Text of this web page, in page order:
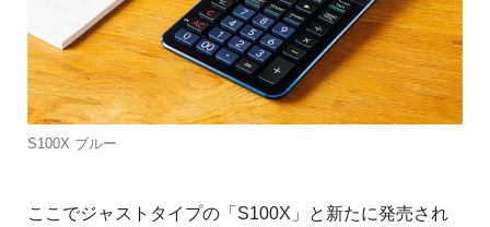
S100X ブルー
ここでジャストタイプの「S100X」と新たに発売され